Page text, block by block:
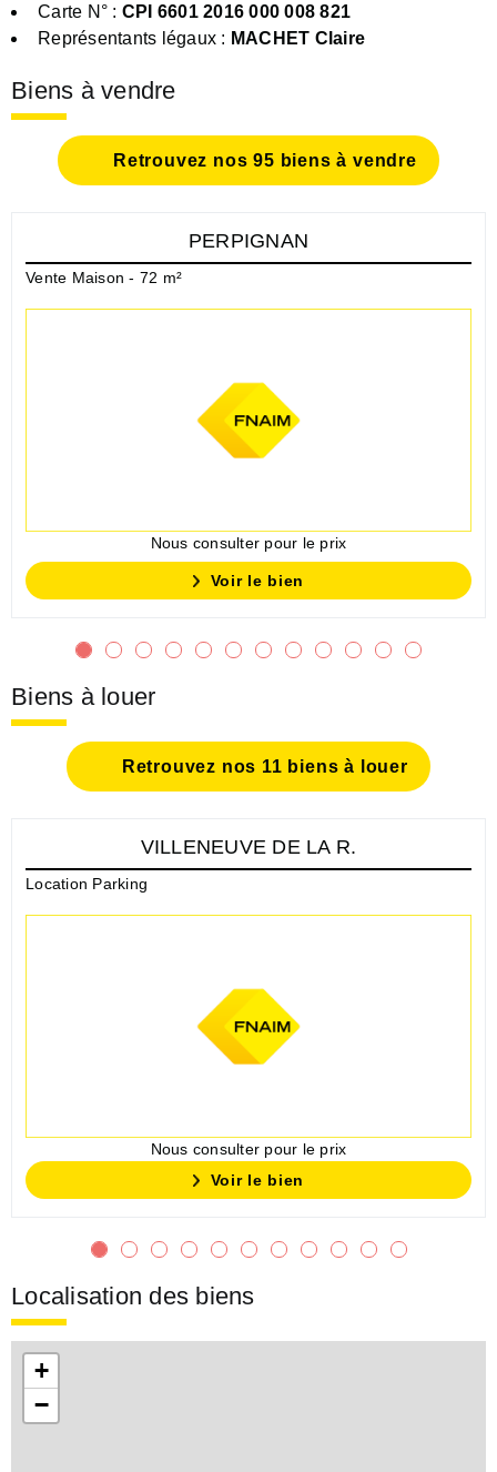
Carte N° : CPI 6601 2016 000 008 821
Représentants légaux : MACHET Claire
Biens à vendre
Retrouvez nos 95 biens à vendre
PERPIGNAN
Vente Maison - 72 m²
Nous consulter pour le prix
Voir le bien
Biens à louer
Retrouvez nos 11 biens à louer
VILLENEUVE DE LA R.
Location Parking
Nous consulter pour le prix
Voir le bien
Localisation des biens
+
−